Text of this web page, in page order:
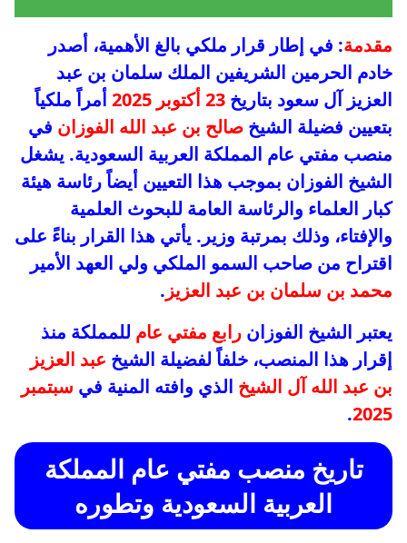
مقدمة: في إطار قرار ملكي بالغ الأهمية، أصدر
خادم الحرمين الشريفين الملك سلمان بن عبد
العزيز آل سعود بتاريخ 23 أكتوبر 2025
أمراً ملكياً
بتعيين فضيلة الشيخ صالح بن عبد الله الفوزان في
منصب مفتي عام المملكة العربية السعودية. يشغل
الشيخ الفوزان بموجب هذا التعيين أيضاً رئاسة هيئة
كبار العلماء والرئاسة العامة للبحوث العلمية
والإفتاء، وذلك بمرتبة وزير. يأتي هذا القرار بناءً على
اقتراح من صاحب السمو الملكي ولي العهد الأمير
محمد بن سلمان بن عبد العزيز .
يعتبر الشيخ الفوزان رابع مفتي عام للمملكة منذ
إقرار هذا المنصب، خلفاً لفضيلة الشيخ عبد العزيز
بن عبد الله آل الشيخ الذي وافته المنية في سبتمبر
2025
.
تاريخ منصب مفتي عام المملكة
العربية السعودية وتطوره